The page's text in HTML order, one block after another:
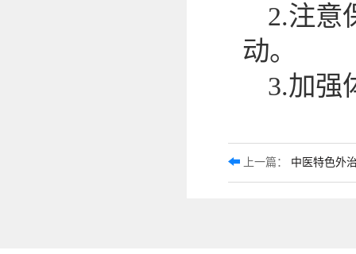
2.注意
动。
3.加强
上一篇： 中医特色外